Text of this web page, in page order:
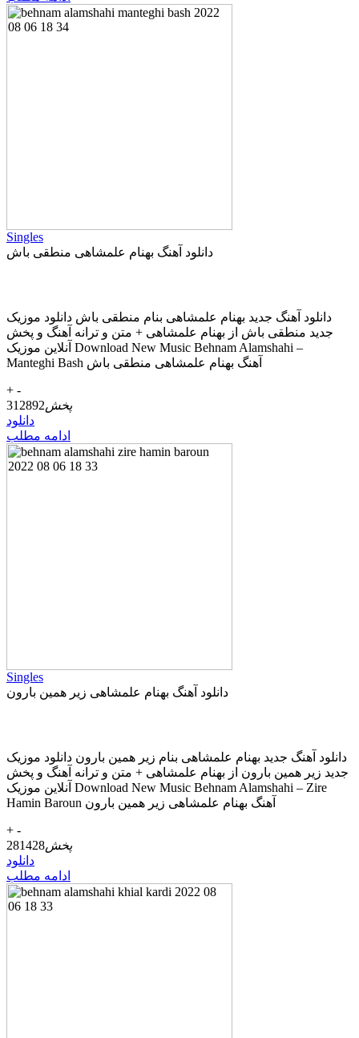
Singles
دانلود آهنگ بهنام علمشاهی منطقی باش
دانلود آهنگ جديد بهنام علمشاهی بنام منطقی باش دانلود موزیک
جديد منطقی باش از بهنام علمشاهی + متن و ترانه آهنگ و پخش
آنلاين موزيک Download New Music Behnam Alamshahi –
Manteghi Bash آهنگ بهنام علمشاهی منطقی باش
+ -
پخش312892
دانلود
ادامه مطلب
Singles
دانلود آهنگ بهنام علمشاهی زیر همین بارون
دانلود آهنگ جديد بهنام علمشاهی بنام زیر همین بارون دانلود موزیک
جديد زیر همین بارون از بهنام علمشاهی + متن و ترانه آهنگ و پخش
آنلاين موزيک Download New Music Behnam Alamshahi – Zire
Hamin Baroun آهنگ بهنام علمشاهی زیر همین بارون
+ -
پخش281428
دانلود
ادامه مطلب